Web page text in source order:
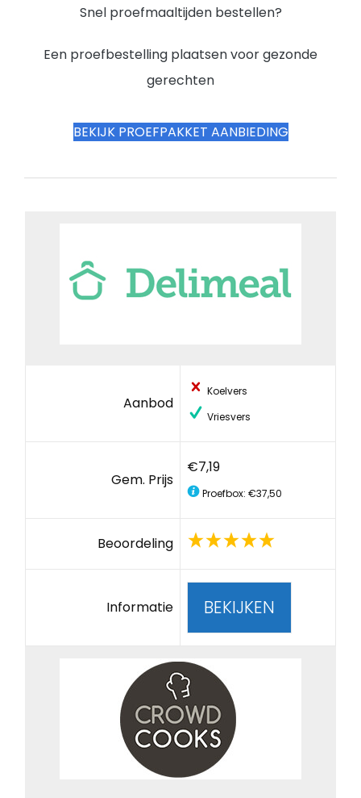
Snel proefmaaltijden bestellen?
Een proefbestelling plaatsen voor gezonde
gerechten
BEKIJK PROEFPAKKET AANBIEDING
Aanbod
Koelvers
Vriesvers
Gem. Prijs
€7,19
Proefbox: €37,50
Beoordeling
Informatie BEKIJKEN